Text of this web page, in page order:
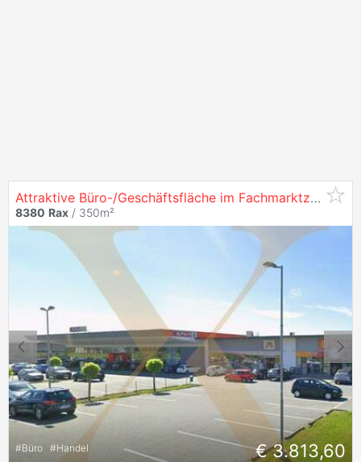
Attraktive Büro-/Geschäftsfläche im Fachmarktzentrum
8380 Rax / 350m²
#Büro #Handel € 3.813,60